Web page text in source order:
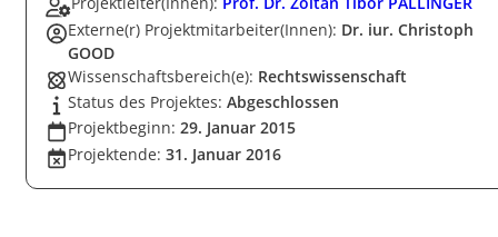
Externe(r) Projektmitarbeiter(Innen): Dr. iur. Christoph
GOOD
Wissenschaftsbereich(e): Rechtswissenschaft
Status des Projektes: Abgeschlossen
Projektbeginn: 29. Januar 2015
Projektende: 31. Januar 2016